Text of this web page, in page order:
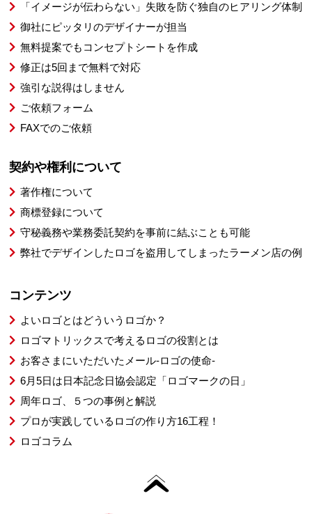
「イメージが伝わらない」失敗を防ぐ独自のヒアリング体制
御社にピッタリのデザイナーが担当
無料提案でもコンセプトシートを作成
修正は5回まで無料で対応
強引な説得はしません
ご依頼フォーム
FAXでのご依頼
契約や権利について
著作権について
商標登録について
守秘義務や業務委託契約を事前に結ぶことも可能
弊社でデザインしたロゴを盗用してしまったラーメン店の例
コンテンツ
よいロゴとはどういうロゴか？
ロゴマトリックスで考えるロゴの役割とは
お客さまにいただいたメール-ロゴの使命-
6月5日は日本記念日協会認定「ロゴマークの日」
周年ロゴ、５つの事例と解説
プロが実践しているロゴの作り方16工程！
ロゴコラム